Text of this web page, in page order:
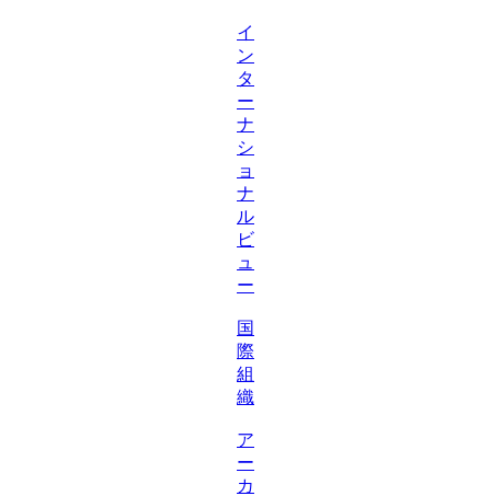
イ
ン
タ
ー
ナ
シ
ョ
ナ
ル
ビ
ュ
ー
国
際
組
織
ア
ー
カ